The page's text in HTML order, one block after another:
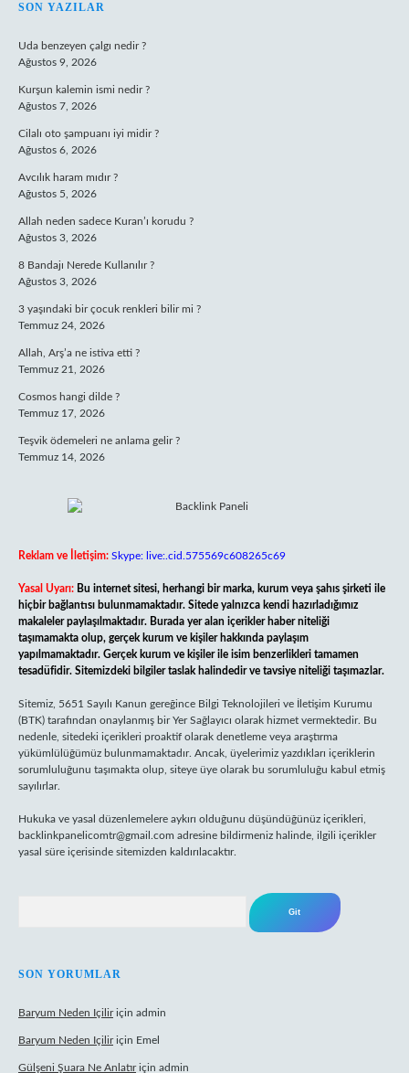
SIDEBAR
SON YAZILAR
Uda benzeyen çalgı nedir ?
Ağustos 9, 2026
Kurşun kalemin ismi nedir ?
Ağustos 7, 2026
Cilalı oto şampuanı iyi midir ?
Ağustos 6, 2026
Avcılık haram mıdır ?
Ağustos 5, 2026
Allah neden sadece Kuran’ı korudu ?
Ağustos 3, 2026
8 Bandajı Nerede Kullanılır ?
Ağustos 3, 2026
3 yaşındaki bir çocuk renkleri bilir mi ?
Temmuz 24, 2026
Allah, Arş’a ne istiva etti ?
Temmuz 21, 2026
Cosmos hangi dilde ?
Temmuz 17, 2026
Teşvik ödemeleri ne anlama gelir ?
Temmuz 14, 2026
Reklam ve İletişim: Skype: live:.cid.575569c608265c69
Yasal Uyarı: Bu internet sitesi, herhangi bir marka, kurum veya şahıs şirketi ile
hiçbir bağlantısı bulunmamaktadır. Sitede yalnızca kendi hazırladığımız
makaleler paylaşılmaktadır. Burada yer alan içerikler haber niteliği
taşımamakta olup, gerçek kurum ve kişiler hakkında paylaşım
yapılmamaktadır. Gerçek kurum ve kişiler ile isim benzerlikleri tamamen
tesadüfidir. Sitemizdeki bilgiler taslak halindedir ve tavsiye niteliği taşımazlar.
Sitemiz, 5651 Sayılı Kanun gereğince Bilgi Teknolojileri ve İletişim Kurumu
(BTK) tarafından onaylanmış bir Yer Sağlayıcı olarak hizmet vermektedir. Bu
nedenle, sitedeki içerikleri proaktif olarak denetleme veya araştırma
yükümlülüğümüz bulunmamaktadır. Ancak, üyelerimiz yazdıkları içeriklerin
sorumluluğunu taşımakta olup, siteye üye olarak bu sorumluluğu kabul etmiş
sayılırlar.
Hukuka ve yasal düzenlemelere aykırı olduğunu düşündüğünüz içerikleri,
backlinkpanelicomtr@gmail.com adresine bildirmeniz halinde, ilgili içerikler
yasal süre içerisinde sitemizden kaldırılacaktır.
SON YORUMLAR
Baryum Neden Içiliriçin admin
Baryum Neden Içiliriçin Emel
Gülşeni Şuara Ne Anlatıriçin admin